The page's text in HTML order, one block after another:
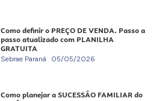
Como definir o PREÇO DE VENDA. Passo a
passo atualizado com PLANILHA
GRATUITA
Sebrae Paraná 05/05/2026
Como planejar a SUCESSÃO FAMILIAR do